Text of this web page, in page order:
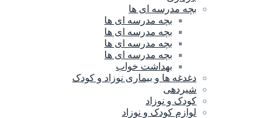
بچه مدرسه ای ها
بچه مدرسه اى ها
بچه مدرسه ای ها
بچه مدرسه ای ها
بچه مدرسه ای ها
بهداشت خواب
دغدغه ها و بیماری نوزاد و کودک
شیردهی
کودک و نوزاد
لوازم کودک و نوزاد